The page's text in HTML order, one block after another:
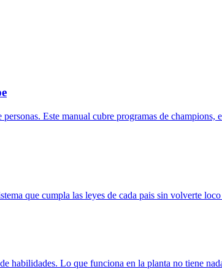
Este manual cubre programas de
que cumpla las leyes de cada pais sin volverte
habilidades. Lo que funciona en la planta no tiene